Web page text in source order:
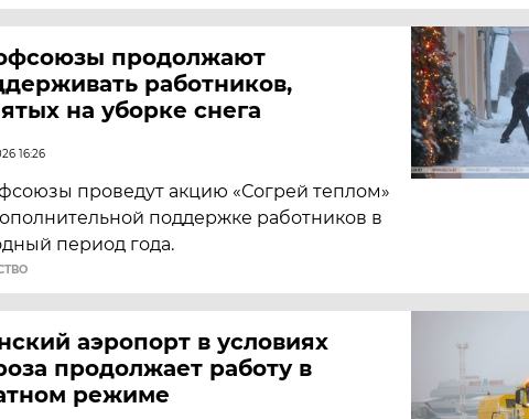
продолжают
работников,
на уборке снега
16:26
проведут акцию «Согрей теплом»
поддержке работников в
период года.
аэропорт в условиях
продолжает работу в
режиме